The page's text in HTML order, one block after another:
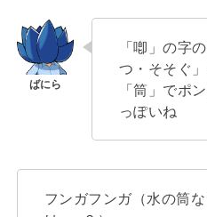
「喞」の字
つ・そそぐ
「筒」でポ
っぽいね
フンガフンガ（水の筒